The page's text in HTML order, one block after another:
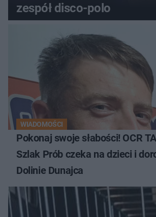
zespół disco-polo
WIADOMOŚCI
Pokonaj swoje słabości! OCR
Szlak Prób czeka na dzieci i
Dolinie Dunajca